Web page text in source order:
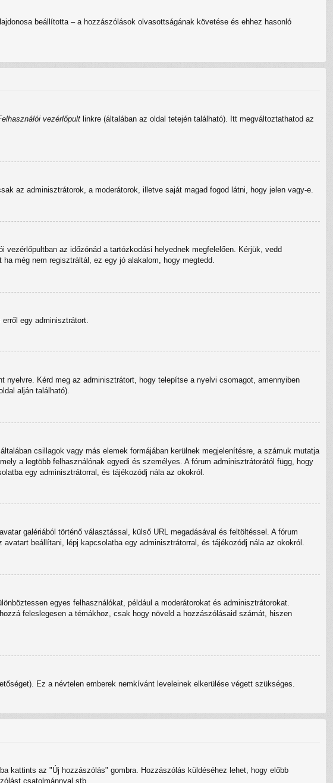
beállította – a hozzászólások olvasottságának követése és ehhez hasonló
vezérlőpult linkre (általában az oldal tetején található). Itt megváltoztathatod az
az adminisztrátorok, a moderátorok, illetve saját magad fogod látni, hogy jelen vagy-e.
az időzónád a tartózkodási helyednek megfelelően. Kérjük, vedd
még nem regisztráltál, ez egy jó alakalom, hogy megtedd.
egy adminisztrátort.
Kérd meg az adminisztrátort, hogy telepítse a nyelvi csomagot, amennyiben
alján található).
csillagok vagy más elemek formájában kerülnek megjelenítésre, a számuk mutatja
a legtöbb felhasználónak egyedi és személyes. A fórum adminisztrátorától függ, hogy
egy adminisztrátorral, és tájékozódj nála az okokról.
galériából történő választással, külső URL megadásával és feltöltéssel. A fórum
beállítani, lépj kapcsolatba egy adminisztrátorral, és tájékozódj nála az okokról.
egyes felhasználókat, például a moderátorokat és adminisztrátorokat.
feleslegesen a témákhoz, csak hogy növeld a hozzászólásaid számát, hiszen
Ez a névtelen emberek nemkívánt leveleinek elkerülése végett szükséges.
kattints az "Új hozzászólás" gombra. Hozzászólás küldéséhez lehet, hogy előbb
csatolmánnyal stb.